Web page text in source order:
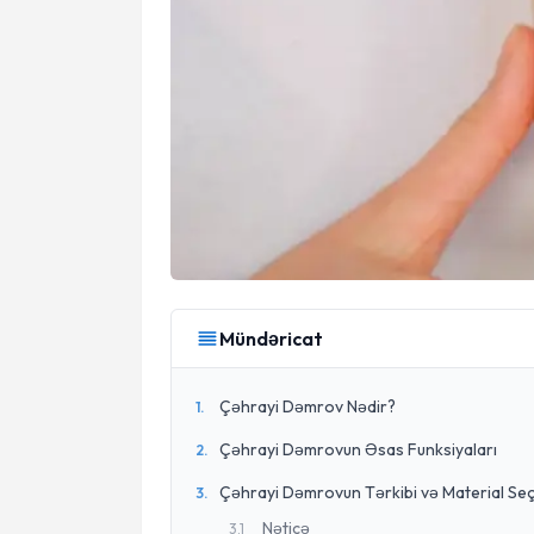
Mündəricat
1. Çəhrayi Dəmrov Nədir?
2. Çəhrayi Dəmrovun Əsas Funksiyaları
3. Çəhrayi Dəmrovun Tərkibi və Material
3.1 Nəticə